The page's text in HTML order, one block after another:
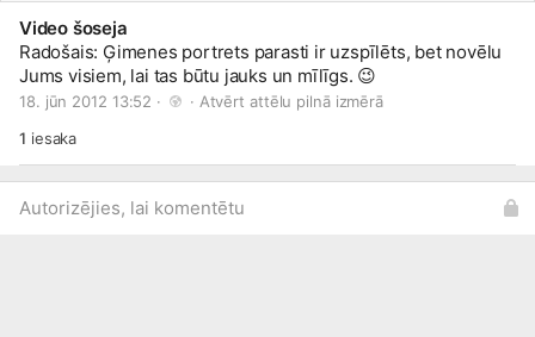
Video šoseja
Radošais: Ģimenes portrets parasti ir uzspīlēts, bet novēlu
Jums visiem, lai tas būtu jauks un mīlīgs. 😉
18. jūn 2012 13:52 · · Atvērt attēlu pilnā izmērā
1 iesaka
Autorizējies, lai komentētu